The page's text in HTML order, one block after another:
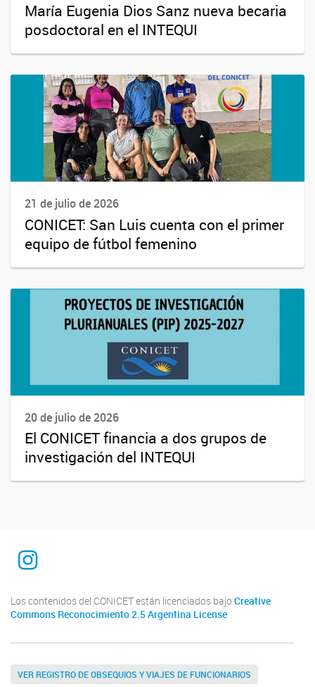
María Eugenia Dios Sanz nueva becaria
posdoctoral en el INTEQUI
21 de julio de 2026
CONICET: San Luis cuenta con el primer
equipo de fútbol femenino
20 de julio de 2026
El CONICET financia a dos grupos de
investigación del INTEQUI
INTEQUI
Los contenidos del CONICET están licenciados bajo Creative
Commons Reconocimiento 2.5 Argentina License
VER REGISTRO DE OBSEQUIOS Y VIAJES DE FUNCIONARIOS